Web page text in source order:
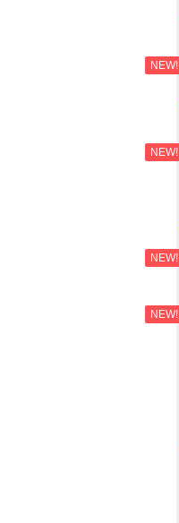
NEW!
NEW!
NEW!
NEW!